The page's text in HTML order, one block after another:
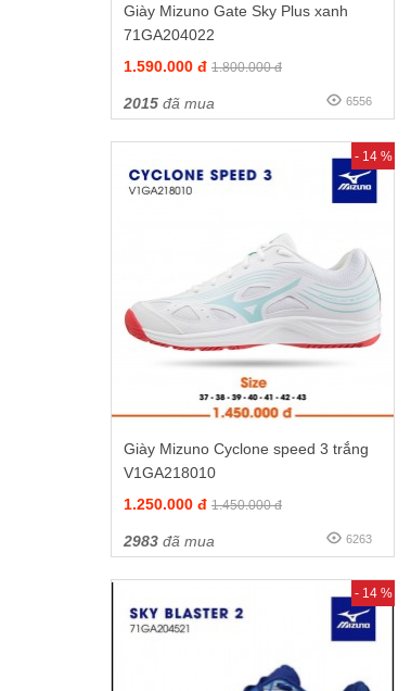
Giày Mizuno Gate Sky Plus xanh
71GA204022
1.590.000 đ 1.800.000 đ
2015 đã mua 6556
- 14 %
Giày Mizuno Cyclone speed 3 trắng
V1GA218010
1.250.000 đ 1.450.000 đ
2983 đã mua 6263
- 14 %